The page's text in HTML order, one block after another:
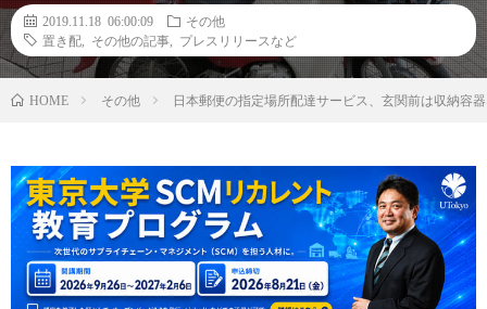
2019.11.18 06:00:09
その他
置き配
その他の記事 プレスリリースなど
HOME その他 日本郵便の指定場所配達サービス、玄関前は収納容